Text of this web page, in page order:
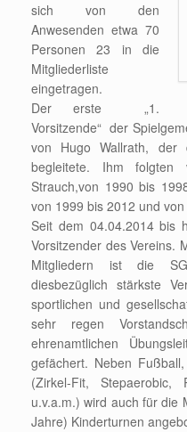
sich von den
Anwesenden etwa 70
Personen 23 in die
Mitgliederliste
eingetragen.
Der erste „1.
Vorsitzende“ der
von Hugo Wallrath,
begleitete. Ihm
Strauch,von 1990 bis
von 1999 bis 2012 und
Seit dem 04.04.2014 bis
Vorsitzender des Vereins.
Mitgliedern ist die SG
diesbezüglich stärkste
sportlichen und
sehr regen
ehrenamtlichen
gefächert. Neben
(Zirkel-Fit, Stepaerobic,
u.v.a.m.) wird auch für die
Jahre) Kinderturnen